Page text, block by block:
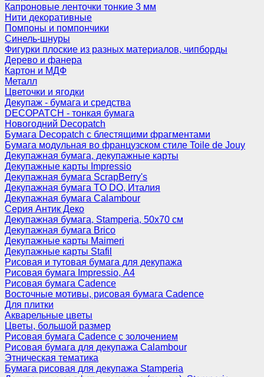
Капроновые ленточки тонкие 3 мм
Нити декоративные
Помпоны и помпончики
Синель-шнуры
Фигурки плоские из разных материалов, чипборды
Дерево и фанера
Картон и МДФ
Металл
Цветочки и ягодки
Декупаж - бумага и средства
DECOPATCH - тонкая бумага
Новогодний Decopatch
Бумага Decopatch с блестящими фрагментами
Бумага модульная во французском стиле Toile de Jouy
Декупажная бумага, декупажные карты
Декупажные карты Impressio
Декупажная бумага ScrapBerry's
Декупажная бумага TO DO, Италия
Декупажная бумага Calambour
Серия Антик Деко
Декупажная бумага, Stamperia, 50х70 см
Декупажная бумага Brico
Декупажные карты Maimeri
Декупажные карты Stafil
Рисовая и тутовая бумага для декупажа
Рисовая бумага Impressio, А4
Рисовая бумага Cadence
Восточные мотивы, рисовая бумага Cadence
Для плитки
Акварельные цветы
Цветы, большой размер
Рисовая бумага Cadence c золочением
Рисовая бумага для декупажа Calambour
Этническая тематика
Бумага рисовая для декупажа Stamperia